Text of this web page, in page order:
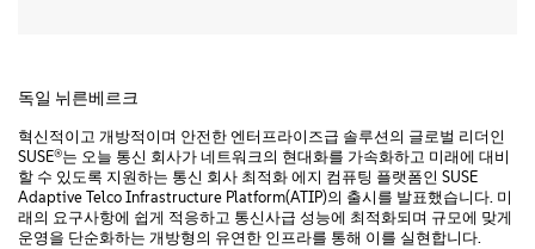
독일 뉘른베르크
혁신적이고 개방적이며 안전한 엔터프라이즈급 솔루션의 글로벌 리더인
SUSE®는 오늘 통신 회사가 네트워크의 현대화를 가속화하고 미래에 대비
할 수 있도록 지원하는 통신 회사 최적화 에지 컴퓨팅 플랫폼인 SUSE
Adaptive Telco Infrastructure Platform(ATIP)의 출시를 발표했습니다. 미
래의 요구사항에 쉽게 적응하고 통신사급 성능에 최적화되며 규모에 맞게
운영을 단순화하는 개방형의 유연한 인프라를 통해 이를 실현합니다.